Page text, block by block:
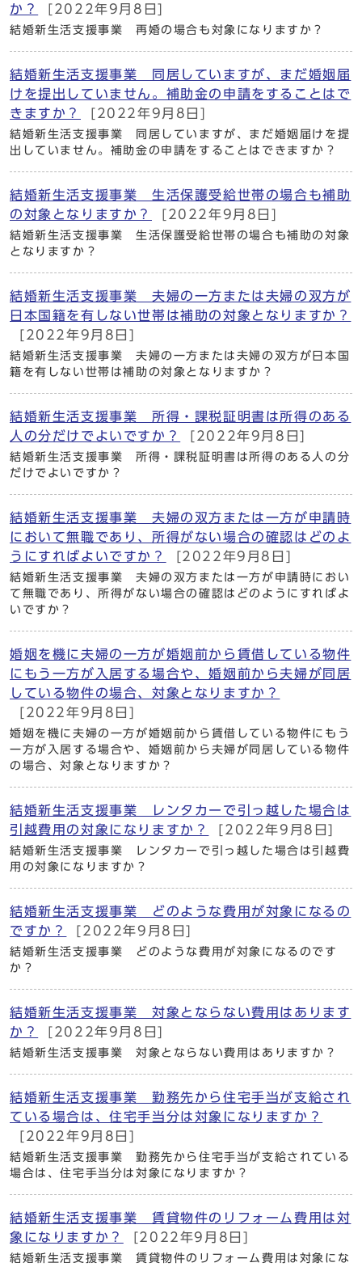
か？ [2022年9月8日]
結婚新生活支援事業 再婚の場合も対象になりますか？
結婚新生活支援事業 同居していますが、まだ婚姻届
けを提出していません。補助金の申請をすることはで
きますか？
[2022年9月8日]
結婚新生活支援事業 同居していますが、まだ婚姻届けを提
出していません。補助金の申請をすることはできますか？
結婚新生活支援事業 生活保護受給世帯の場合も補助
の対象となりますか？
[2022年9月8日]
結婚新生活支援事業 生活保護受給世帯の場合も補助の対象
となりますか？
結婚新生活支援事業 夫婦の一方または夫婦の双方が
日本国籍を有しない世帯は補助の対象となりますか？
[2022年9月8日]
結婚新生活支援事業 夫婦の一方または夫婦の双方が日本国
籍を有しない世帯は補助の対象となりますか？
結婚新生活支援事業 所得・課税証明書は所得のある
人の分だけでよいですか？
[2022年9月8日]
結婚新生活支援事業 所得・課税証明書は所得のある人の分
だけでよいですか？
結婚新生活支援事業 夫婦の双方または一方が申請時
において無職であり、所得がない場合の確認はどのよ
うにすればよいですか？
[2022年9月8日]
結婚新生活支援事業 夫婦の双方または一方が申請時におい
て無職であり、所得がない場合の確認はどのようにすればよ
いですか？
婚姻を機に夫婦の一方が婚姻前から賃借している物件
にもう一方が入居する場合や、婚姻前から夫婦が同居
している物件の場合、対象となりますか？
[2022年9月8日]
婚姻を機に夫婦の一方が婚姻前から賃借している物件にもう
一方が入居する場合や、婚姻前から夫婦が同居している物件
の場合、対象となりますか？
結婚新生活支援事業 レンタカーで引っ越した場合は
引越費用の対象になりますか？
[2022年9月8日]
結婚新生活支援事業 レンタカーで引っ越した場合は引越費
用の対象になりますか？
結婚新生活支援事業 どのような費用が対象になるの
ですか？
[2022年9月8日]
結婚新生活支援事業 どのような費用が対象になるのです
か？
結婚新生活支援事業 対象とならない費用はあります
か？
[2022年9月8日]
結婚新生活支援事業 対象とならない費用はありますか？
結婚新生活支援事業 勤務先から住宅手当が支給され
ている場合は、住宅手当分は対象になりますか？
[2022年9月8日]
結婚新生活支援事業 勤務先から住宅手当が支給されている
場合は、住宅手当分は対象になりますか？
結婚新生活支援事業 賃貸物件のリフォーム費用は対
象になりますか？
[2022年9月8日]
結婚新生活支援事業 賃貸物件のリフォーム費用は対象にな